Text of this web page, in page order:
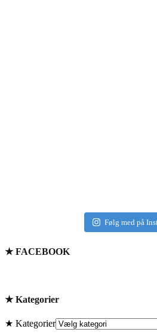
Følg med på
★ FACEBOOK
★ Kategorier
★ Kategorier